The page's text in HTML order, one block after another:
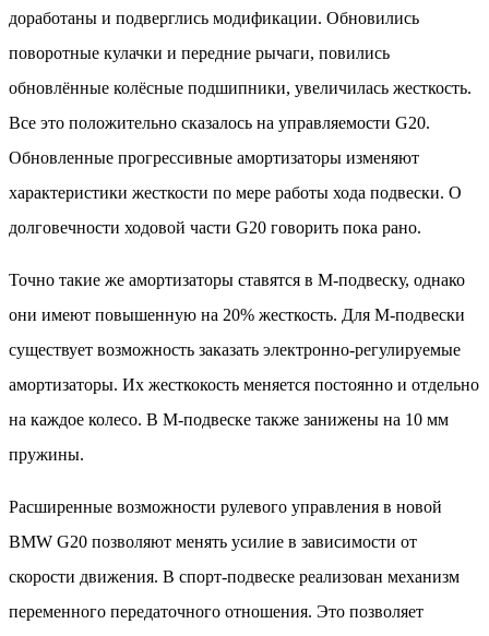
доработаны и подверглись модификации. Обновились
поворотные кулачки и передние рычаги, повились
обновлённые колёсные подшипники, увеличилась жесткость.
Все это положительно сказалось на управляемости G20.
Обновленные прогрессивные амортизаторы изменяют
характеристики жесткости по мере работы хода подвески. О
долговечности ходовой части G20 говорить пока рано.
Точно такие же амортизаторы ставятся в М-подвеску, однако
они имеют повышенную на 20% жесткость. Для М-подвески
существует возможность заказать электронно-регулируемые
амортизаторы. Их жесткокость меняется постоянно и отдельно
на каждое колесо. В М-подвеске также занижены на 10 мм
пружины.
Расширенные возможности рулевого управления в новой
BMW G20 позволяют менять усилие в зависимости от
скорости движения. В спорт-подвеске реализован механизм
переменного передаточного отношения. Это позволяет